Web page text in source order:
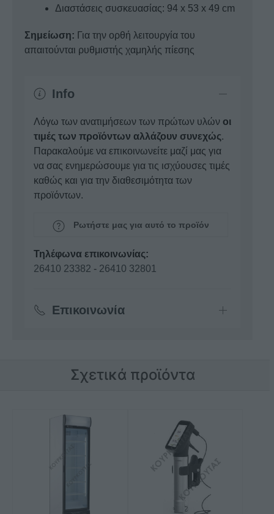
Διαστάσεις συσκευασίας: 94 x 53 x 49 cm
Σημείωση: Για την ορθή λειτουργία του
απαιτούνται ρυθμιστής χαμηλής πίεσης
Info
Λόγω των ανατιμήσεων των πρώτων υλών οι
τιμές των προϊόντων αλλάζουν συνεχώς.
Παρακαλούμε να επικοινωνείτε μαζί μας για
να σας ενημερώσουμε για τις ισχύουσες τιμές
καθώς και για την διαθεσιμότητα των
προϊόντων.
Ρωτήστε μας για αυτό το προϊόν
Τηλέφωνα επικοινωνίας:
26410 23382 - 26410 32801
Επικοινωνία
Σχετικά προϊόντα